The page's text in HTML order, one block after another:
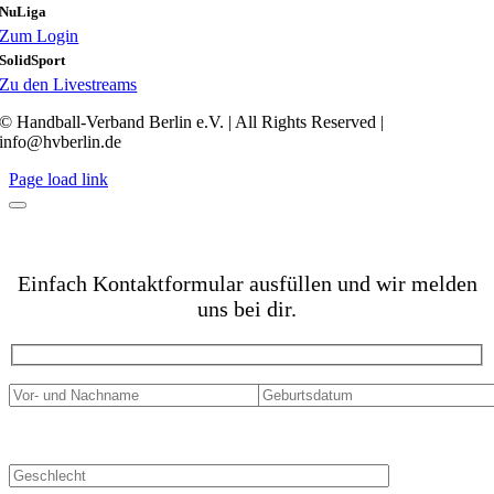
NuLi­ga
Zum Log­in
Solid­Sport
Zu den Livestreams
© Hand­ball-Ver­band Ber­lin e.V. | All Rights Reser­ved |
info@hvberlin.de
Page load link
Ein­fach Kon­takt­for­mu­lar aus­fül­len und wir mel­den
uns bei dir.